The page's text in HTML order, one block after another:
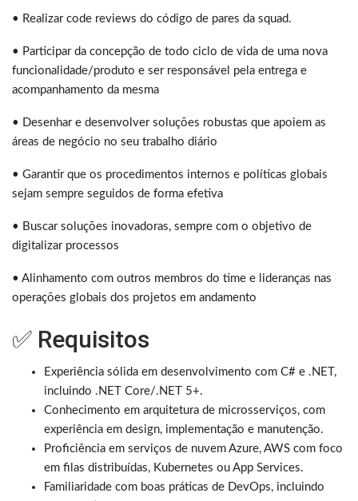
• Realizar code reviews do código de pares da squad.
• Participar da concepção de todo ciclo de vida de uma nova
funcionalidade/produto e ser responsável pela entrega e
acompanhamento da mesma
• Desenhar e desenvolver soluções robustas que apoiem as
áreas de negócio no seu trabalho diário
• Garantir que os procedimentos internos e políticas globais
sejam sempre seguidos de forma efetiva
• Buscar soluções inovadoras, sempre com o objetivo de
digitalizar processos
• Alinhamento com outros membros do time e lideranças nas
operações globais dos projetos em andamento
✅ Requisitos
Experiência sólida em desenvolvimento com C# e .NET,
incluindo .NET Core/.NET 5+.
Conhecimento em arquitetura de microsserviços, com
experiência em design, implementação e manutenção.
Proficiência em serviços de nuvem Azure, AWS com foco
em filas distribuídas, Kubernetes ou App Services.
Familiaridade com boas práticas de DevOps, incluindo